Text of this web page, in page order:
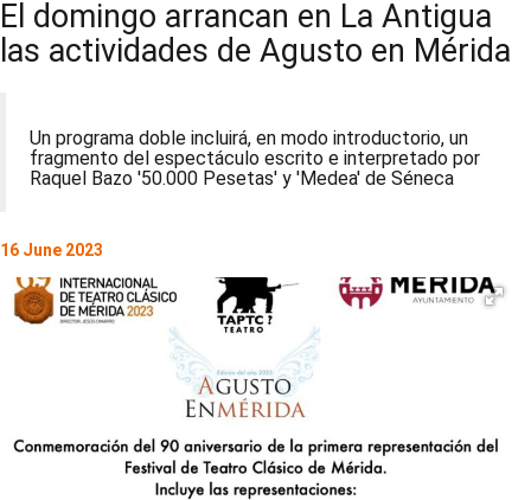
El domingo arrancan en La Antigua
las actividades de Agusto en Mérida
Un programa doble incluirá, en modo introductorio, un
fragmento del espectáculo escrito e interpretado por
Raquel Bazo '50.000 Pesetas' y 'Medea' de Séneca
16 June 2023